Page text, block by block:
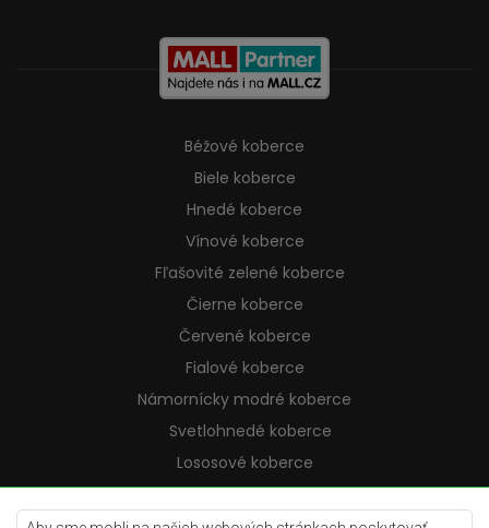
Béžové koberce
Biele koberce
Hnedé koberce
Vínové koberce
Fľašovité zelené koberce
Čierne koberce
Červené koberce
Fialové koberce
Námornícky modré koberce
Svetlohnedé koberce
Lososové koberce
Krémové koberce